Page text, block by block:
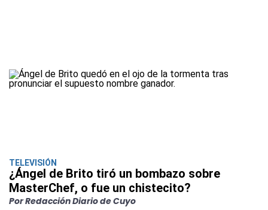
TELEVISIÓN
¿Ángel de Brito tiró un bombazo sobre
MasterChef, o fue un chistecito?
Por Redacción Diario de Cuyo